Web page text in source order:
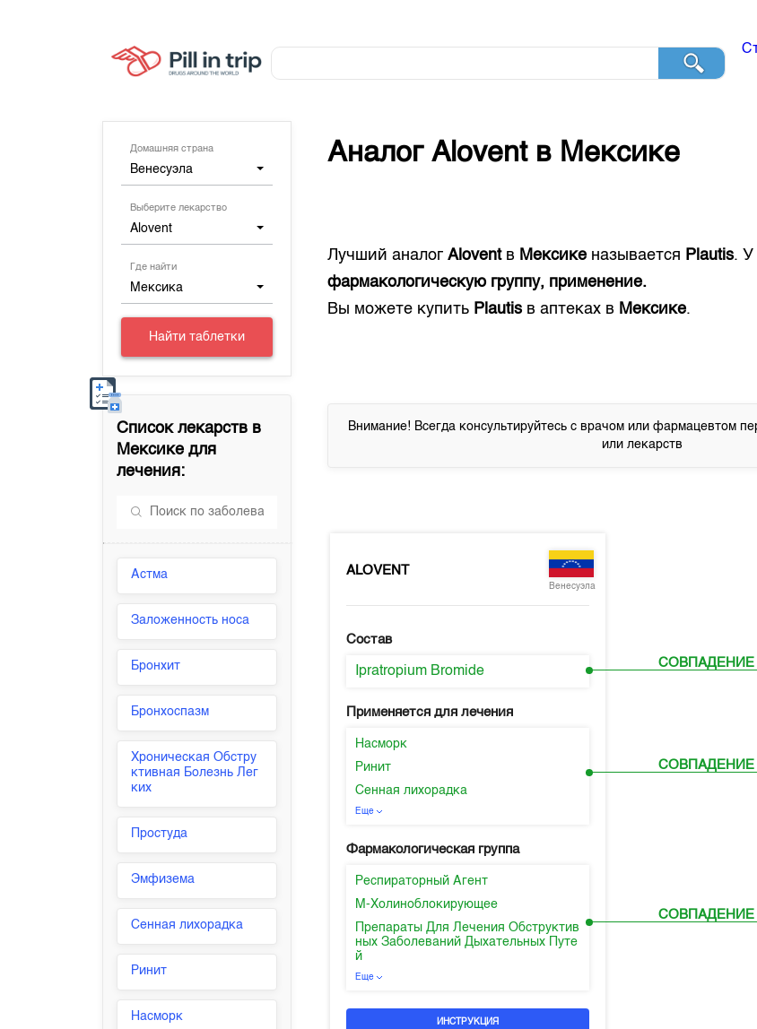
Домашняя страна
Венесуэла
Выберите лекарство
Alovent
Где найти
Мексика
Найти таблетки
Список лекарств в
Мексике для
лечения:
Астма
Заложенность носа
Бронхит
Бронхоспазм
Хроническая Обстру
ктивная Болезнь Лег
ких
Простуда
Эмфизема
Сенная лихорадка
Ринит
Насморк
АналогAloventв Мексике
Лучший аналогAloventв Мексике называется Plautis. У
фармакологическую группу, применение.
Вы можете купить Plautis в аптеках в Мексике.
Внимание! Всегда консультируйтесь с врачом или фармацевтом
или лекарств
ALOVENT
Венесуэла
Состав
Ipratropium Bromide
Применяется для лечения
Насморк
Ринит
Сенная лихорадка
Еще
Фармакологическая группа
Респираторный Агент
М-Холиноблокирующее
Препараты Для Лечения Обструктив
ных Заболеваний Дыхательных Путе
й
Еще
ИНСТРУКЦИЯ
СОВПАДЕНИЕ
СОВПАДЕНИЕ
СОВПАДЕНИЕ